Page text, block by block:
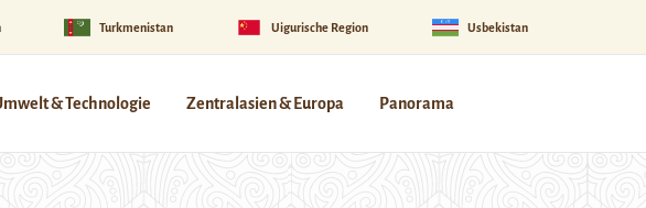
Turkmenistan Uigurische Region Usbekistan
& Technologie Zentralasien & Europa Panorama